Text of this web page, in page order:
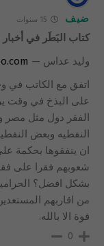
ضيف 15 سنوات
كتاب البَطَر في
وليد عداس —
اتفق مع الكاتب في
على البذخ في وقت
الفقر دول مثل مصر
النفطيه وبعض
ان ينفقوها بحكمة
شعوبهم فقرا على
بشكل افضل؟
من اقاربهم
قوة الا بالله.
0